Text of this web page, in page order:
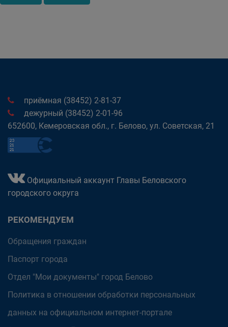
приёмная (38452) 2-81-37
дежурный (38452) 2-01-96
652600, Кемеровская обл., г. Белово, ул. Советская, 21
Официальный аккаунт Главы Беловского
городского округа
РЕКОМЕНДУЕМ
Обращения граждан
Паспорт города
Отдел "Мои документы" город Белово
Политика в отношении обработки персональных
данных на официальном интернет-портале